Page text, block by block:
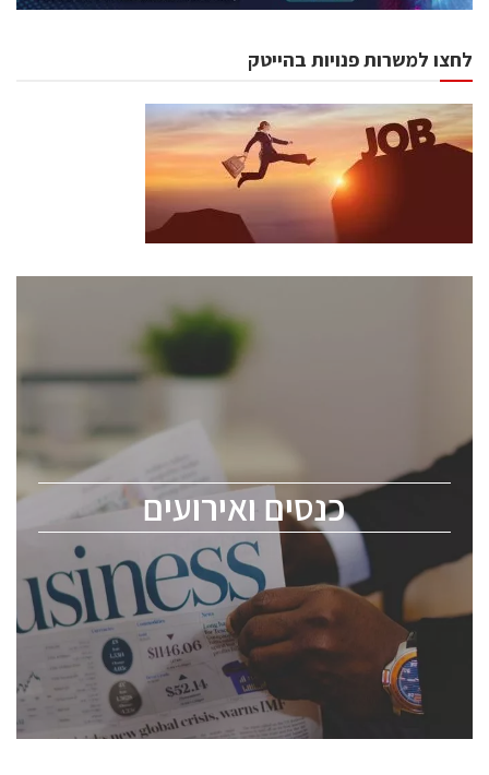
לחצו למשרות פנויות בהייטק
כנסים ואירועים
כנסים ואירועים
לכל העוסקים בתעשיית הסמיקונדקטור כולל מהנדסים,
ChipEx2026 will be held on May 12-13, 2026. The
conference is intended for everyone involved in the
semiconductor industry, including engineers,
professional experts, and senior executives.
לחץ לפרטים